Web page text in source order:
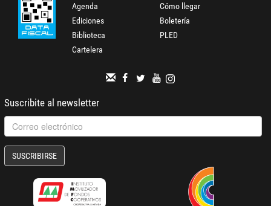
Agenda
Ediciones
Biblioteca
Cartelera
Cómo llegar
Boletería
PLED
Suscribite al newsletter
SUSCRIBIRSE